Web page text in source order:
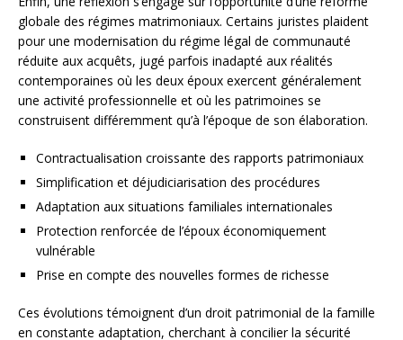
globale des régimes matrimoniaux. Certains juristes plaident
pour une modernisation du régime légal de communauté
réduite aux acquêts, jugé parfois inadapté aux réalités
contemporaines où les deux époux exercent généralement
une activité professionnelle et où les patrimoines se
construisent différemment qu’à l’époque de son élaboration.
Contractualisation croissante des rapports patrimoniaux
Simplification et déjudiciarisation des procédures
Adaptation aux situations familiales internationales
Protection renforcée de l’époux économiquement
vulnérable
Prise en compte des nouvelles formes de richesse
Ces évolutions témoignent d’un droit patrimonial de la famille
en constante adaptation, cherchant à concilier la sécurité